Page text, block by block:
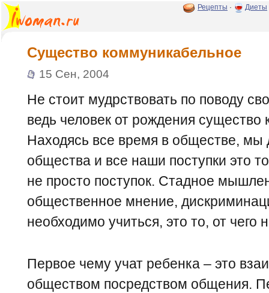
Рецепты · Диеты
Существо коммуникабельное
15 Сен, 2004
Не стоит мудрствовать по поводу
ведь человек от рождения существо
Находясь все время в обществе, мы
общества и все наши поступки это
не просто поступок. Стадное
общественное мнение,
необходимо учиться, это то, от чего
Первое чему учат ребенка – это
обществом посредством общения.